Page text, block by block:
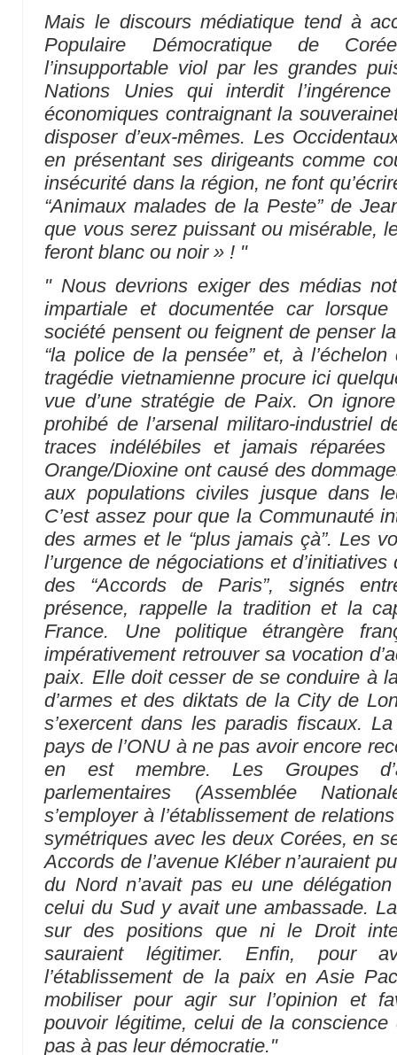
Mais le discours médiatique tend à
Populaire Démocratique de
l’insupportable viol par les grandes
Nations Unies qui interdit
économiques contraignant la
disposer d’eux-mêmes. Les
en présentant ses dirigeants comme
insécurité dans la région, ne font
“Animaux malades de la Peste” de
que vous serez puissant ou misérable,
feront blanc ou noir » ! "
" Nous devrions exiger des médias
impartiale et documentée car
société pensent ou feignent de penser
“la police de la pensée” et, à
tragédie vietnamienne procure ici
vue d’une stratégie de Paix. On
prohibé de l’arsenal militaro-industriel
traces indélébiles et jamais réparées
Orange/Dioxine ont causé des
aux populations civiles jusque dans
C’est assez pour que la Communauté
des armes et le “plus jamais çà”. Les
l’urgence de négociations et
des “Accords de Paris”, signés
présence, rappelle la tradition et la
France. Une politique étrangère
impérativement retrouver sa vocation
paix. Elle doit cesser de se conduire à
d’armes et des diktats de la City de
s’exercent dans les paradis fiscaux.
pays de l’ONU à ne pas avoir encore
en est membre. Les Groupes
parlementaires (Assemblée
s’employer à l’établissement de
symétriques avec les deux Corées, en
Accords de l’avenue Kléber n’auraient
du Nord n’avait pas eu une
celui du Sud y avait une ambassade.
sur des positions que ni le Droit
sauraient légitimer. Enfin, pour
l’établissement de la paix en Asie
mobiliser pour agir sur l’opinion et
pouvoir légitime, celui de la
pas à pas leur démocratie."